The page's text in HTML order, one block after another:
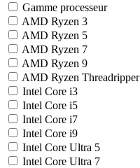
Gamme processeur
AMD Ryzen 3
AMD Ryzen 5
AMD Ryzen 7
AMD Ryzen 9
AMD Ryzen Threadripper
Intel Core i3
Intel Core i5
Intel Core i7
Intel Core i9
Intel Core Ultra 5
Intel Core Ultra 7